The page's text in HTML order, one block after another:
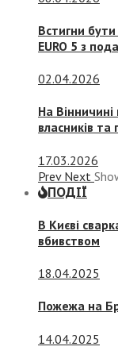
Встигни
EURO 5 з
02.04.2026
На
власників
17.03.2026
Prev Next
ПОДІЇ
В Києві
вбивством
18.04.2025
Пожежа на
14.04.2025